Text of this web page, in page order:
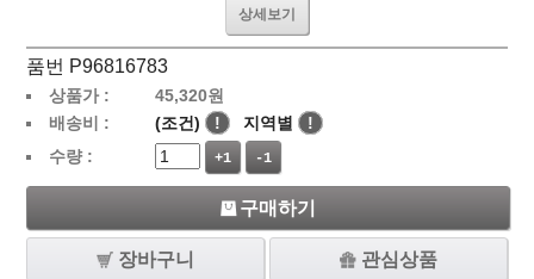
상세보기
품번 P96816783
상품가 : 45,320원
배송비 :
(조건) ! 지역별
!
수량 :
+1 -1
구매하기
장바구니 관심상품